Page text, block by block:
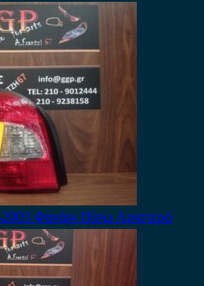
Φανάρι Πίσω Αριστερό